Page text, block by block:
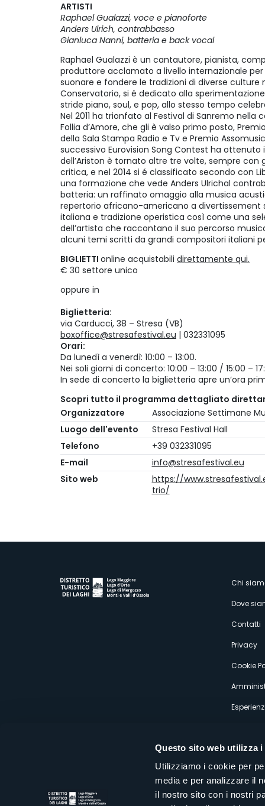
Questo sito web utilizza i
Utilizziamo i cookie per
media e per analizzare il
il nostro sito con i nostri
ARTISTI
Raphael Gualazzi, voce e pianoforte
Anders Ulrich, contrabbasso
Gianluca Nanni, batteria e back vocal
Raphael Gualazzi è un cantautore, pianista,
produttore acclamato a livello internazionale
suonare e fondere le tradizioni di diverse culture
Conservatorio, si é dedicato alla
stride piano, soul, e pop, allo stesso tempo
Nel 2011 ha trionfato al Festival di Sanremo nella
Follia d’Amore, che gli è valso primo posto,
della Sala Stampa Radio e Tv e Premio
successivo Eurovision Song Contest ha ottenuto
dell’Ariston è tornato altre tre volte, sempre con
critica, e nel 2014 si é classificato secondo con
una formazione che vede Anders Ulrichal
batteria: un raffinato omaggio alla musica
repertorio africano-americano a divertissement
italiana e tradizione operistica così come una
dell’artista che raccontano il suo percorso
alcuni temi scritti da grandi compositori italiani
BIGLIETTI online acquistabili direttamente qui.
€ 30 settore unico
oppure in
Biglietteria:
via Carducci, 38 – Stresa (VB)
boxoffice@stresafestival.eu | 032331095
Orari:
Da lunedì a venerdì: 10:00 – 13:00.
Nei soli giorni di concerto: 10:00 – 13:00 / 15:00 –
In sede di concerto la biglietteria apre un’ora
Scopri tutto il programma dettagliato
Organizzatore
Associazione Settimane
Luogo dell'evento
Stresa Festival Hall
Telefono
+39 032331095
E-mail
info@stresafestival.eu
Sito web
https://
trio/
Chi
Dove
Contatti
Privacy
Cookie
Distretto Turistico dei Laghi Scrl
Sede legale e operativa: Corso Italia 26 - 28838 Stresa VB -